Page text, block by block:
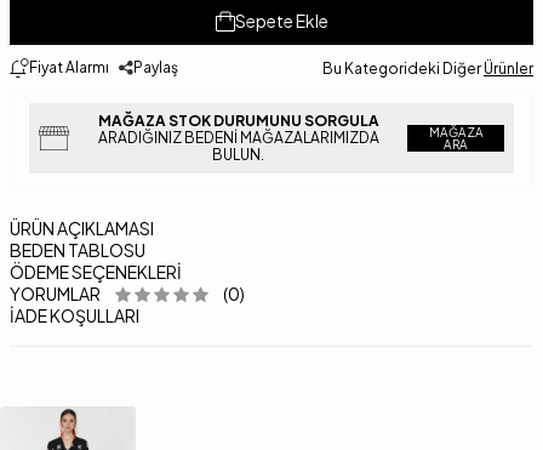
Sepete Ekle
Fiyat Alarmı Paylaş Bu Kategorideki Diğer Ürünler
MAĞAZA STOK DURUMUNU SORGULA
ARADIĞINIZ BEDENI MAĞAZALARIMIZDA
BULUN.
MAĞAZA
ARA
ÜRÜN AÇIKLAMASI
BEDEN TABLOSU
ÖDEME SEÇENEKLERI
YORUMLAR
(0)
İADE KOŞULLARI